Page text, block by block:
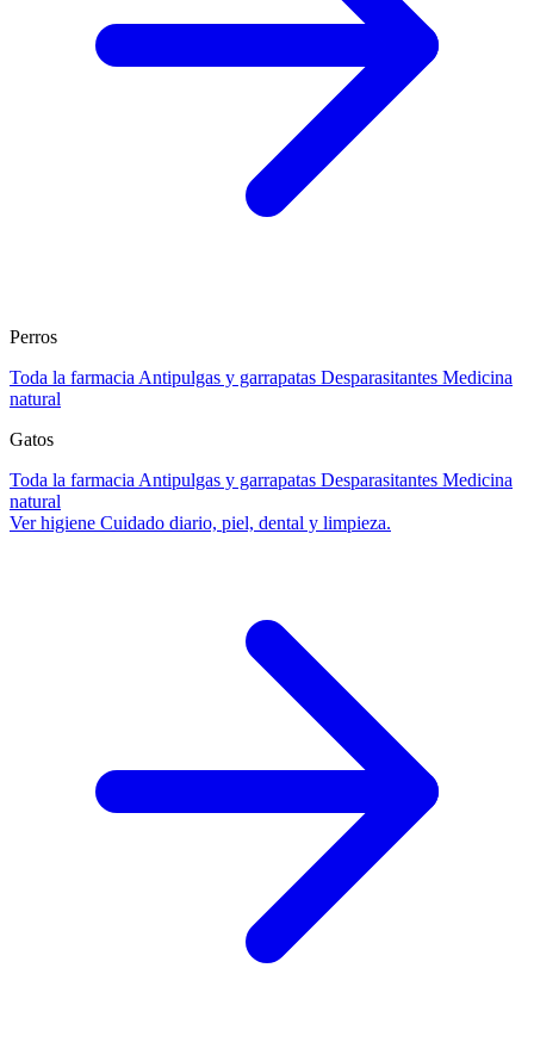
Perros
Toda la farmacia Antipulgas y garrapatas Desparasitantes Medicina
natural
Gatos
Toda la farmacia Antipulgas y garrapatas Desparasitantes Medicina
natural
Ver higiene Cuidado diario, piel, dental y limpieza.